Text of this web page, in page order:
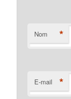
Nom *
E-mail *